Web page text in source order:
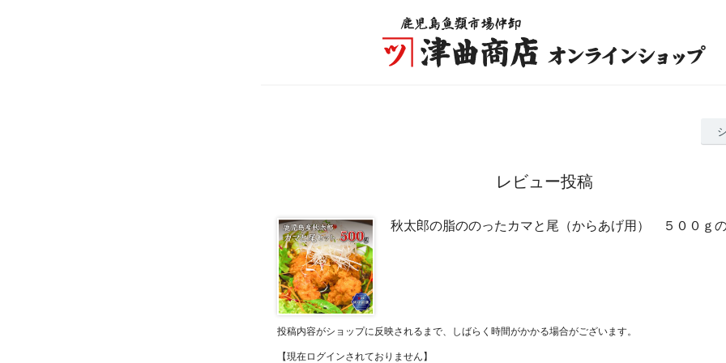
レビュー投稿
秋太郎の脂ののったカマと尾（からあげ用） ５００ｇ
投稿内容がショップに反映されるまで、しばらく時間がかかる場合がございます。
【現在ログインされておりません】